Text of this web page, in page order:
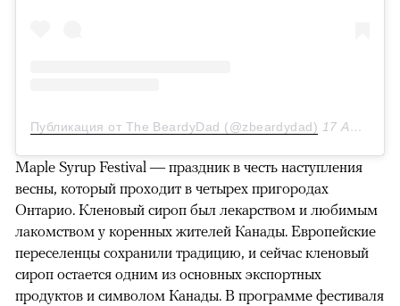
Публикация от The BeardyDad (@zbeardydad) 17 Апр 2019 в 4:36 PDT
Maple Syrup Festival — праздник в честь наступления
весны, который проходит в четырех пригородах
Онтарио. Кленовый сироп был лекарством и любимым
лакомством у коренных жителей Канады. Европейские
переселенцы сохранили традицию, и сейчас кленовый
сироп остается одним из основных экспортных
продуктов и символом Канады. В программе фестиваля